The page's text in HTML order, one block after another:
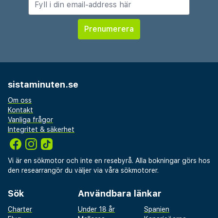
Basilica Collegiata - 0,2 km
Piazza Universita - 0,2 km
Museo Civico Belliniano - 0,2 km
Palazzo degli Elefanti - 0,3 km
Piazza Mazzini - 0,3 km
Fontana dell'Amenano - 0,3 km
Fontana dell'Elefante - 0,3 km
Palazzo del Seminario dei Chierici - 0,3 km
Mercato Fera 'o Luni - 0,3 km
Il Principe Hotel rekommenderar att du använder
flygplatsen Catania (CTA-Fontanarossa) - 6,2 km
sistaminuten.se
Om oss
Kontakt
Vanliga frågor
Integritet & säkerhet
Vi är en sökmotor och inte en resebyrå. Alla bokningar görs hos
den researrangör du väljer via våra sökmotorer.
Sök
Charter
Användbara länkar
Under 18 år
Spanien